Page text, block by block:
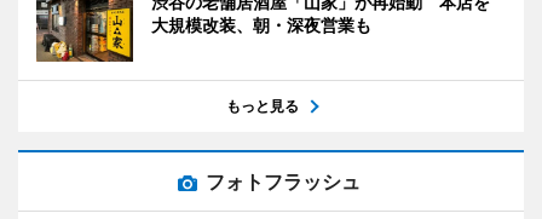
大規模改装、朝・深夜営業も
もっと見る
フォトフラッシュ